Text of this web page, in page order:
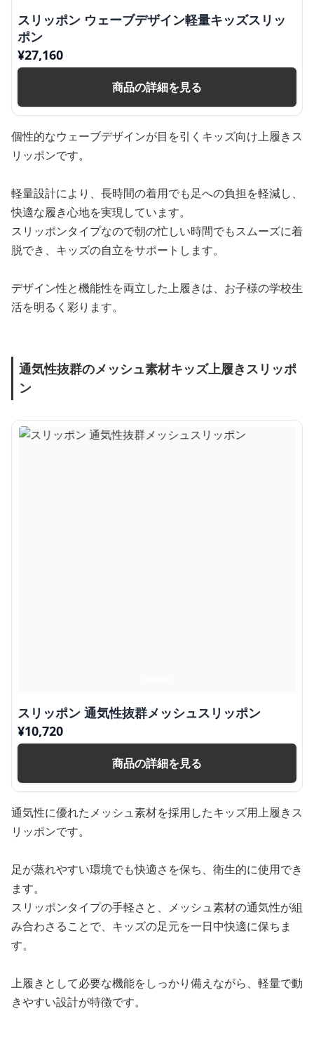
スリッポン ウェーブデザイン軽量キッズスリッ
ポン
¥27,160
商品の詳細を見る
個性的なウェーブデザインが目を引くキッズ向け上履きス
リッポンです。
軽量設計により、長時間の着用でも足への負担を軽減し、
快適な履き心地を実現しています。
スリッポンタイプなので朝の忙しい時間でもスムーズに着
脱でき、キッズの自立をサポートします。
デザイン性と機能性を両立した上履きは、お子様の学校生
活を明るく彩ります。
通気性抜群のメッシュ素材キッズ上履きスリッポ
ン
スリッポン 通気性抜群メッシュスリッポン
¥10,720
商品の詳細を見る
通気性に優れたメッシュ素材を採用したキッズ用上履きス
リッポンです。
足が蒸れやすい環境でも快適さを保ち、衛生的に使用でき
ます。
スリッポンタイプの手軽さと、メッシュ素材の通気性が組
み合わさることで、キッズの足元を一日中快適に保ちま
す。
上履きとして必要な機能をしっかり備えながら、軽量で動
きやすい設計が特徴です。